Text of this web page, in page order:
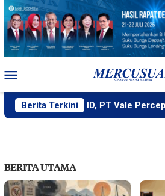
Loncat
konten
Mobile
Berita Terkini
MIND ID, PT Vale Percepat
BERITA UTAMA